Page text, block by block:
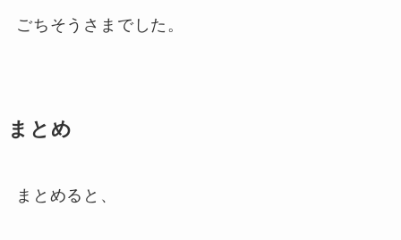
ごちそうさまでした。
まとめ
まとめると、